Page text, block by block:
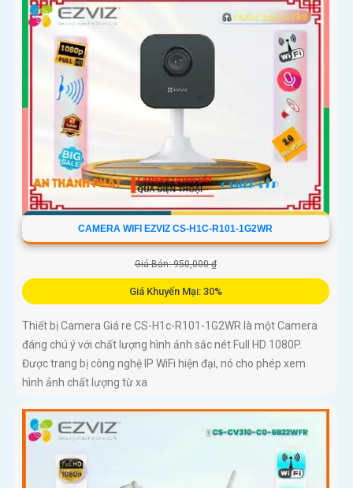
CAMERA WIFI EZVIZ CS-H1C-R101-1G2WR
Giá Bán: 950,000 ₫
Giá Khuyến Mại: 30%
Thiết bị Camera Giá re CS-H1c-R101-1G2WR là một Camera
đáng chú ý với chất lượng hình ảnh sắc nét Full HD 1080P.
Được trang bị công nghệ IP WiFi hiện đại, nó cho phép xem
hình ảnh chất lượng từ xa